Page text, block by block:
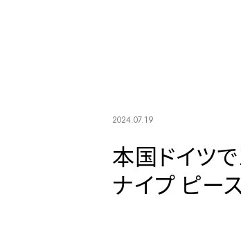
2024.07.19
本国ドイツ
ナイプ ピー